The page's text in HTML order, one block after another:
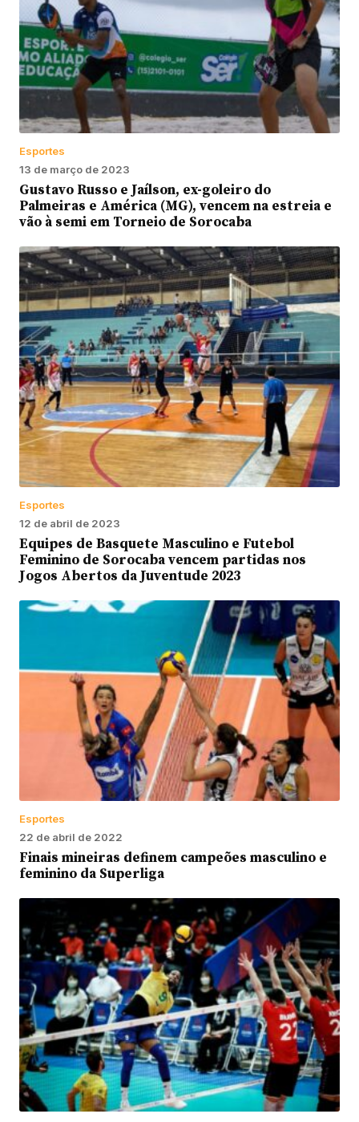
Esportes
13 de março de 2023
Gustavo Russo e Jaílson, ex-goleiro do
Palmeiras e América (MG), vencem na estreia e
vão à semi em Torneio de Sorocaba
Esportes
12 de abril de 2023
Equipes de Basquete Masculino e Futebol
Feminino de Sorocaba vencem partidas nos
Jogos Abertos da Juventude 2023
Esportes
22 de abril de 2022
Finais mineiras definem campeões masculino e
feminino da Superliga